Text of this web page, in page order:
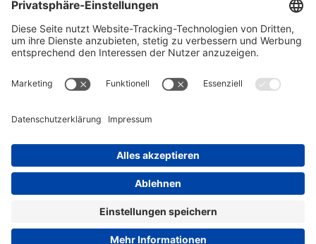
und sich fernhält. Ich bin trotzdem im schülerVZ, aber das ist
was ich nutzen werde.
"Man kann nicht immer ein Held sein, aber man kann immer
Johann Wolfgang von Goethe
sich selbst und Überwindung seiner selbst."
Einmal editiert, zuletzt vonMarkus(2. August 2008 um
15:58)
Inhalt melden
Datenschutzerklärung